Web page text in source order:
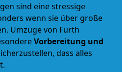
sind eine stressige
wenn sie über große
Umzüge von Fürth
Vorbereitung und
dass alles